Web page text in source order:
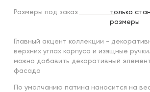
Размеры под заказ
только
размеры
Главный акцент коллекции -
верхних углах корпуса и изящные
можно добавить декоративный
фасада
По умолчанию патина наносится на